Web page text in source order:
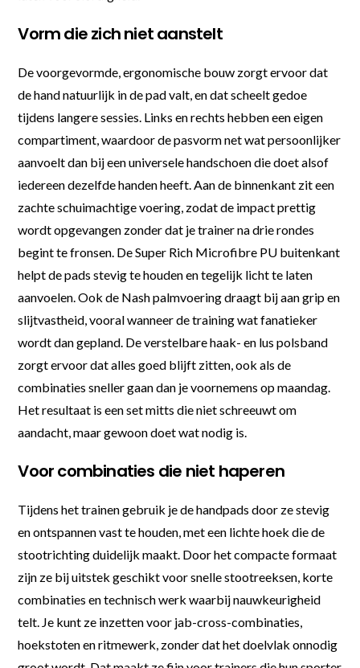
Vorm die zich niet aanstelt
De voorgevormde, ergonomische bouw zorgt ervoor dat
de hand natuurlijk in de pad valt, en dat scheelt gedoe
tijdens langere sessies. Links en rechts hebben een eigen
compartiment, waardoor de pasvorm net wat persoonlijker
aanvoelt dan bij een universele handschoen die doet alsof
iedereen dezelfde handen heeft. Aan de binnenkant zit een
zachte schuimachtige voering, zodat de impact prettig
wordt opgevangen zonder dat je trainer na drie rondes
begint te fronsen. De Super Rich Microfibre PU buitenkant
helpt de pads stevig te houden en tegelijk licht te laten
aanvoelen. Ook de Nash palmvoering draagt bij aan grip en
slijtvastheid, vooral wanneer de training wat fanatieker
wordt dan gepland. De verstelbare haak- en lus polsband
zorgt ervoor dat alles goed blijft zitten, ook als de
combinaties sneller gaan dan je voornemens op maandag.
Het resultaat is een set mitts die niet schreeuwt om
aandacht, maar gewoon doet wat nodig is.
Voor combinaties die niet haperen
Tijdens het trainen gebruik je de handpads door ze stevig
en ontspannen vast te houden, met een lichte hoek die de
stootrichting duidelijk maakt. Door het compacte formaat
zijn ze bij uitstek geschikt voor snelle stootreeksen, korte
combinaties en technisch werk waarbij nauwkeurigheid
telt. Je kunt ze inzetten voor jab-cross-combinaties,
hoekstoten en ritmewerk, zonder dat het doelvlak onnodig